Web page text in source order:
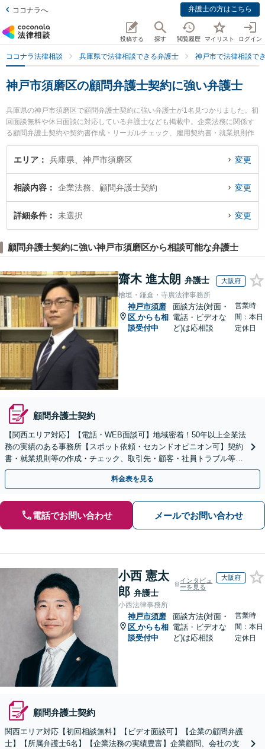
ココナラへ 弁護士の方はこちら
投稿する 探す 閲覧履歴 マイリスト ログイン
ココナラ法律相談 兵庫県で法律相談できる弁護士 神戸市で法律相談で
神戸市須磨区の顧問弁護士契約に強い弁護士
兵庫県の神戸市須磨区で顧問弁護士契約に強い弁護士が1名見つかりました。初
回面談無料や休日面談に対応している弁護士なども掲載中。企業法務に関係す
る顧問弁護士契約や契約書作成・リーガルチェック、雇用契約書・就業規則作
成等の細かな分野での絞り込み検索もでき便利です。特に弁護士法人ひょうご
支所神戸みらい法律会計事務所の藤井 貴之弁護士のプロフィール情報や弁護士
のトラブル解決の実績豊富な近くの弁護士を検索したい』『初回相談無料で顧
問弁護士契約を法律相談できる神戸市須磨区内の弁護士に相談予約したい』な
どでお困りの相談者さんにおすすめです。
エリア 兵庫県、神戸市須磨区 変更
相談内容 企業法務、顧問弁護士契約 変更
詳細条件 未選択 変更
顧問弁護士契約に強い神戸市須磨区から相談可能な弁護士
齋木 進太朗 弁護士 大阪府
檜垣・鎌倉・寺廣法律事務所
神戸市須磨
区 からも相
談受付中
面談方法(対面・
電話・ビデオな
ど)は応相談
営業時
間：本日
定休日
顧問弁護士契約
【関西エリア対応】【電話・WEB面談可】地域密着！50年以上企業法
務の実績のある事務所【スポット依頼・セカンドオピニオン可】契約
書・就業規則等の作成・チェック、取引先・顧客・社員トラブル等、
お気軽にご相談ください【事前予約で休日・夜間対応】
料金表を見る
電話でお問い合わせ メールでお問い合わせ
小西 憲太
郎 弁護士
インタビュ
ーを見る
大阪府
小西法律事務所
神戸市須磨
区 からも相
談受付中
面談方法(対面・
電話・ビデオな
ど)は応相談
営業時
間：本日
定休日
顧問弁護士契約
関西エリア対応【初回相談無料】【ビデオ面談可】【企業の顧問弁護
士】【所属弁護士6名】【企業法務の実績豊富】企業顧問、会社の支